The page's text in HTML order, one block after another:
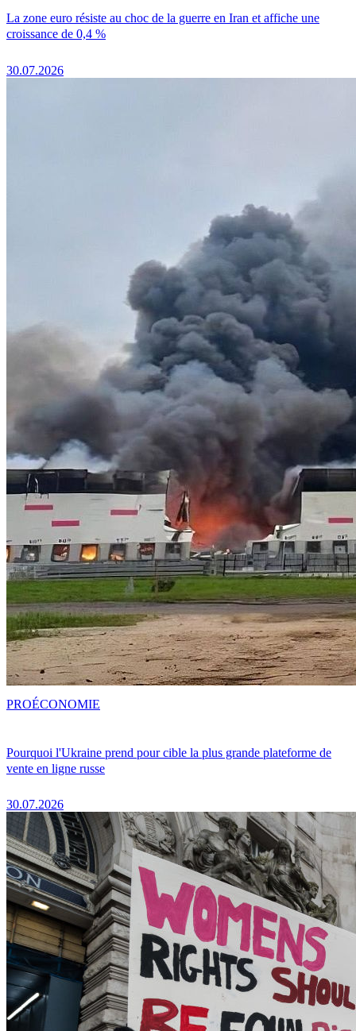
La zone euro résiste au choc de la guerre en Iran et affiche une
croissance de 0,4 %
30.07.2026
Pourquoi l'Ukraine prend pour cible la plus grande plateforme de
vente en ligne russe
30.07.2026
PROÉCONOMIE